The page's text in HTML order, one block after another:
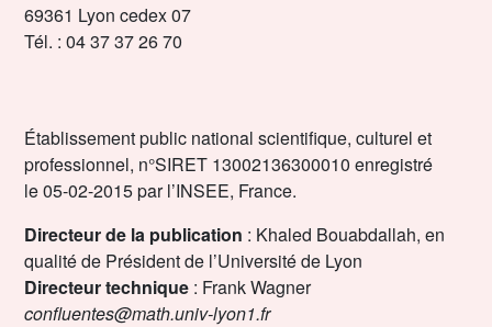
69361 Lyon cedex 07
Tél. : 04 37 37 26 70
Établissement public national scientifique, culturel et
professionnel, n°SIRET 13002136300010 enregistré
le 05-02-2015 par l’INSEE, France.
Directeur de la publication : Khaled Bouabdallah, en
qualité de Président de l’Université de Lyon
Directeur technique : Frank Wagner
confluentes@math.univ-lyon1.fr